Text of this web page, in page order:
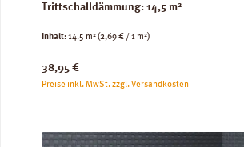
Trittschalldämmung: 14,5 m²
Inhalt:14.5 m²(2,69 € / 1 m²)
Regulärer Preis:
38,95 €
Preise inkl. MwSt. zzgl. Versandkosten